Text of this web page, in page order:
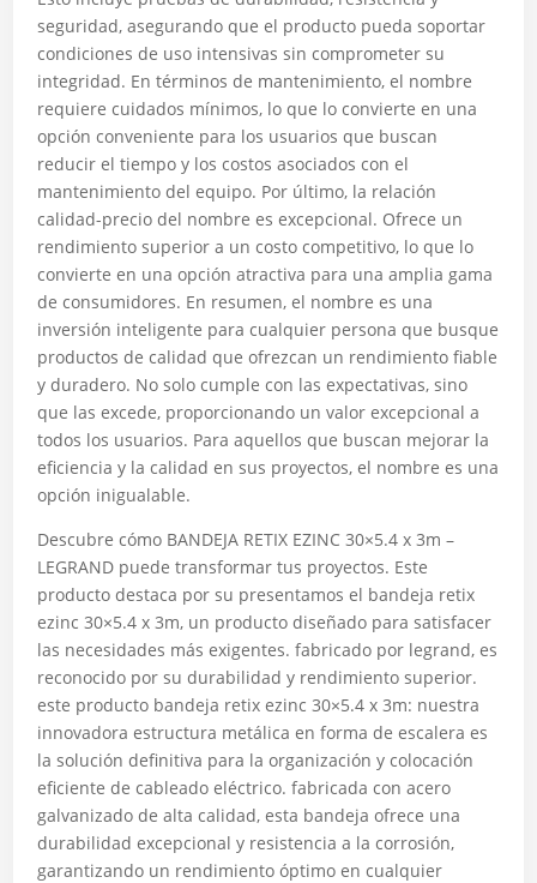
seguridad, asegurando que el producto pueda soportar
condiciones de uso intensivas sin comprometer su
integridad. En términos de mantenimiento, el nombre
requiere cuidados mínimos, lo que lo convierte en una
opción conveniente para los usuarios que buscan
reducir el tiempo y los costos asociados con el
mantenimiento del equipo. Por último, la relación
calidad-precio del nombre es excepcional. Ofrece un
rendimiento superior a un costo competitivo, lo que lo
convierte en una opción atractiva para una amplia gama
de consumidores. En resumen, el nombre es una
inversión inteligente para cualquier persona que busque
productos de calidad que ofrezcan un rendimiento fiable
y duradero. No solo cumple con las expectativas, sino
que las excede, proporcionando un valor excepcional a
todos los usuarios. Para aquellos que buscan mejorar la
eficiencia y la calidad en sus proyectos, el nombre es una
opción inigualable.
Descubre cómo BANDEJA RETIX EZINC 30×5.4 x 3m –
LEGRAND puede transformar tus proyectos. Este
producto destaca por su presentamos el bandeja retix
ezinc 30×5.4 x 3m, un producto diseñado para satisfacer
las necesidades más exigentes. fabricado por legrand, es
reconocido por su durabilidad y rendimiento superior.
este producto bandeja retix ezinc 30×5.4 x 3m: nuestra
innovadora estructura metálica en forma de escalera es
la solución definitiva para la organización y colocación
eficiente de cableado eléctrico. fabricada con acero
galvanizado de alta calidad, esta bandeja ofrece una
durabilidad excepcional y resistencia a la corrosión,
garantizando un rendimiento óptimo en cualquier